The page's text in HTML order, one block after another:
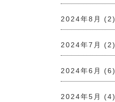
2024年8月 (2)
2024年7月 (2)
2024年6月 (6)
2024年5月 (4)